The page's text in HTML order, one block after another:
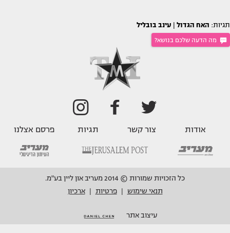
תגיות: האח הגדול עינב בובליל
מה הדעה שלכם בנושא?
אודות צור קשר תגיות פרסם אצלנו
כל הזכויות שמורות © 2014 מעריב און ליין בע"מ.
תנאי שימוש
פרטיות ארכיון
עיצוב אתר